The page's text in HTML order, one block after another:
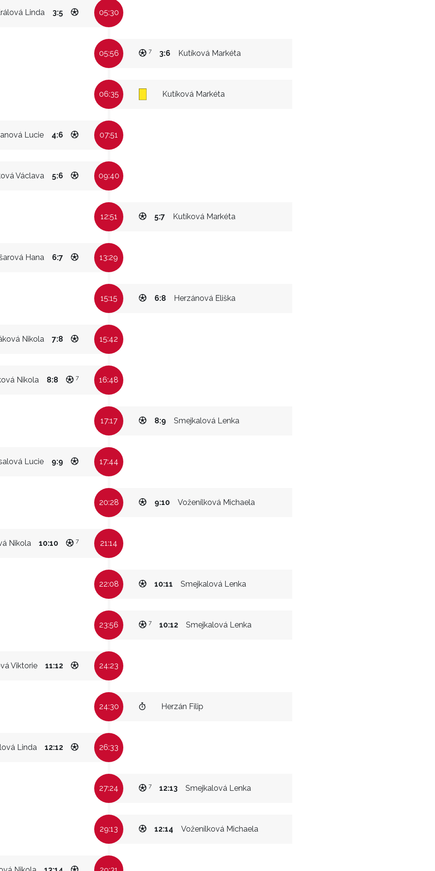
Linda 3:5 05:30
05:56 Kutíková Markéta
3:6
7
06:35 Kutíková Markéta
Lucie 4:6 07:51
Václava 5:6 09:40
12:51 Kutíková Markéta
5:7
Hana 6:7 13:29
15:15 Herzánová Eliška
6:8
Nikola 7:8 15:42
Nikola 8:8 7 16:48
17:17 Smejkalová Lenka
8:9
Lucie 9:9 17:44
20:28 Voženílková Michaela
9:10
Nikola 10:10 7 21:14
22:08 Smejkalová Lenka
10:11
23:56 Smejkalová Lenka
10:12
7
Viktorie 11:12 24:23
24:30 Herzán Filip
Linda 12:12 26:33
27:24 Smejkalová Lenka
12:13
7
29:13 Voženílková Michaela
12:14